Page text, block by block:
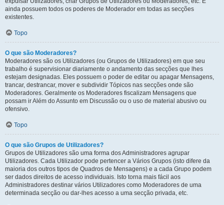
ainda possuem todos os poderes de Moderador em todas as secções
existentes.
Topo
O que são Moderadores?
Moderadores são os Utilizadores (ou Grupos de Utilizadores) em que seu
trabalho é supervisionar diariamente o andamento das secções que lhes
estejam designadas. Eles possuem o poder de editar ou apagar Mensagens,
trancar, destrancar, mover e subdividir Tópicos nas secções onde são
Moderadores. Geralmente os Moderadores fiscalizam Mensagens que
possam ir Além do Assunto em Discussão ou o uso de material abusivo ou
ofensivo.
Topo
O que são Grupos de Utilizadores?
Grupos de Utilizadores são uma forma dos Administradores agrupar
Utilizadores. Cada Utilizador pode pertencer a Vários Grupos (isto difere da
maioria dos outros tipos de Quadros de Mensagens) e a cada Grupo podem
ser dados direitos de acesso individuais. Isto torna mais fácil aos
Administradores destinar vários Utilizadores como Moderadores de uma
determinada secção ou dar-lhes acesso a uma secção privada, etc.